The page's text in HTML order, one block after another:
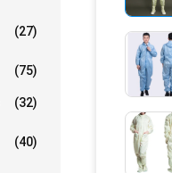
(27)
(75)
(32)
(40)